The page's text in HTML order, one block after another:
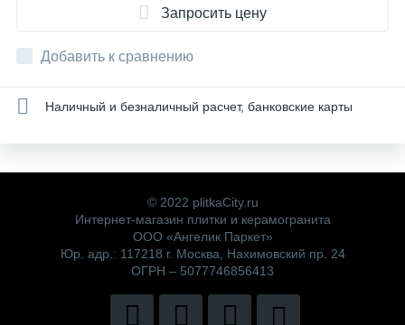
Запросить цену
Добавить к сравнению
Наличный и безналичный расчет, банковские карты
© 2022 plitkaCity.ru
Интернет-магазин плитки и керамогранита
ООО «Ангелик Паркет»
Юр. адр.: 117218 г. Москва, Нахимовский пр. 24
ОГРН – 5077746856413